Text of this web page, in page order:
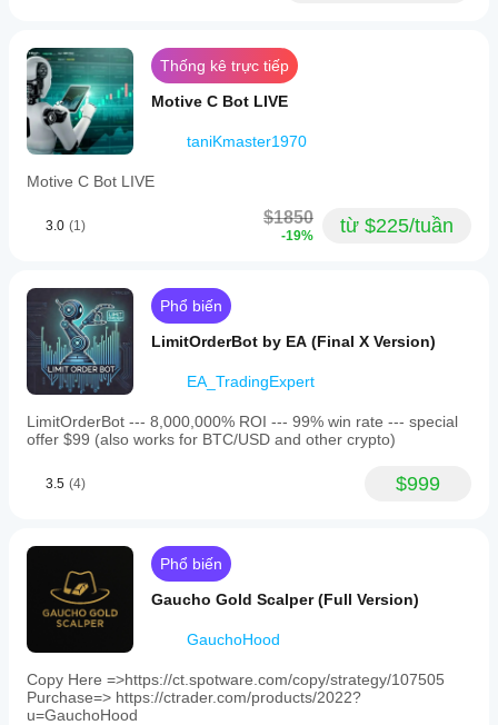
Thống kê trực tiếp
Motive C Bot LIVE
taniKmaster1970
Motive C Bot LIVE
3.0 (1) $1850
-19% từ $225/tuần
Phổ biến
LimitOrderBot by EA (Final X Version)
EA_TradingExpert
LimitOrderBot --- 8,000,000% ROI --- 99% win rate --- special
offer $99 (also works for BTC/USD and other crypto)
3.5 (4) $999
Phổ biến
Gaucho Gold Scalper (Full Version)
GauchoHood
Copy Here =>https://ct.spotware.com/copy/strategy/107505
Purchase=> https://ctrader.com/products/2022?
u=GauchoHood